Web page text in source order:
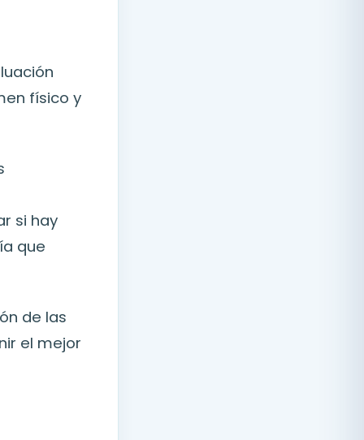
físico y
si hay
que
de las
el mejor